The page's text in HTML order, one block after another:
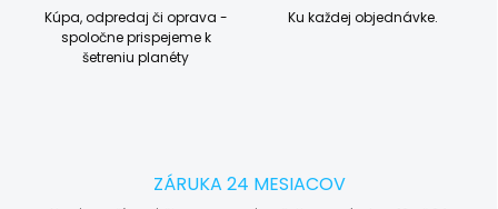
Kúpa, odpredaj či oprava -
spoločne prispejeme k
šetreniu planéty
Ku každej objednávke.
ZÁRUKA 24 MESIACOV